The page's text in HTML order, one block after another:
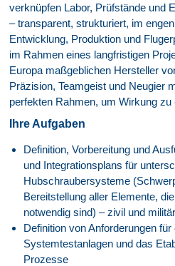
verknüpfen Labor, Prüfstände und
– transparent, strukturiert, im
Entwicklung, Produktion und
im Rahmen eines langfristigen
Europa maßgeblichen Hersteller
Präzision, Teamgeist und Neugier
perfekten Rahmen, um Wirkung zu
Ihre Aufgaben
Definition, Vorbereitung und
und Integrationsplans für
Hubschraubersysteme
Bereitstellung aller Elemente,
notwendig sind) – zivil und militär
Definition von Anforderungen für
Systemtestanlagen und das
Prozesse